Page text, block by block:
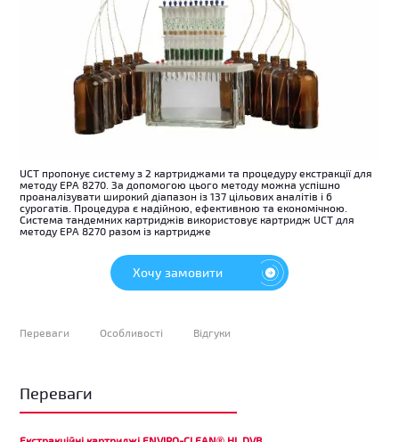
UCT пропонує систему з 2 картриджами та процедуру екстракції для
методу EPA 8270. За допомогою цього методу можна успішно
проаналізувати широкий діапазон із 137 цільових аналітів і 6
сурогатів. Процедура є надійною, ефективною та економічною.
Система тандемних картриджів використовує картридж UCT для
методу EPA 8270 разом із картридже
Хочу замовити
Переваги Особливості Відгуки
Переваги